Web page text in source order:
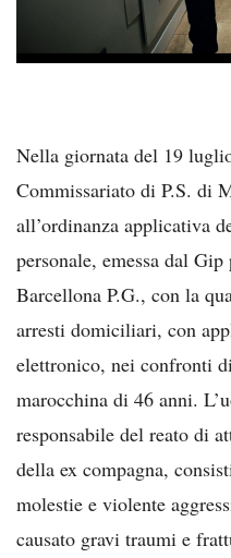
Nella giornata del 19
Commissariato di P.S. di
all’ordinanza applicativa
personale, emessa dal
Barcellona P.G., con la
arresti domiciliari, con
elettronico, nei confronti
marocchina di 46 anni.
responsabile del reato di
della ex compagna,
molestie e violente
causato gravi traumi e